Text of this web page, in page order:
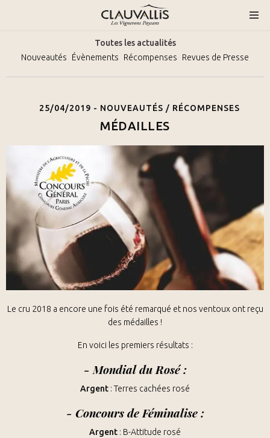
Toutes les actualités
Nouveautés
Évènements Récompenses Revues de Presse
25/04/2019 - NOUVEAUTÉS / RÉCOMPENSES
MÉDAILLES
Le cru 2018 a encore une fois été remarqué et nos ventoux ont reçu
des médailles !
En voici les premiers résultats :
- Mondial du Rosé :
Argent : Terres cachées rosé
- Concours de Féminalise:
Argent : B-Attitude rosé